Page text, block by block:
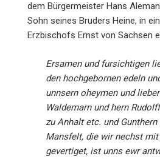
dem Bürgermeister Hans
Sohn seines Bruders Heine, in
Erzbischofs Ernst von Sachsen
Ersamen und fursichtigen
den hochgebornen edeln
unnsern oheymen und
Waldemarn und hern
zu Anhalt etc. und Gunthern
Mansfelt, die wir nechst mit
gevertiget, ist unns ewr